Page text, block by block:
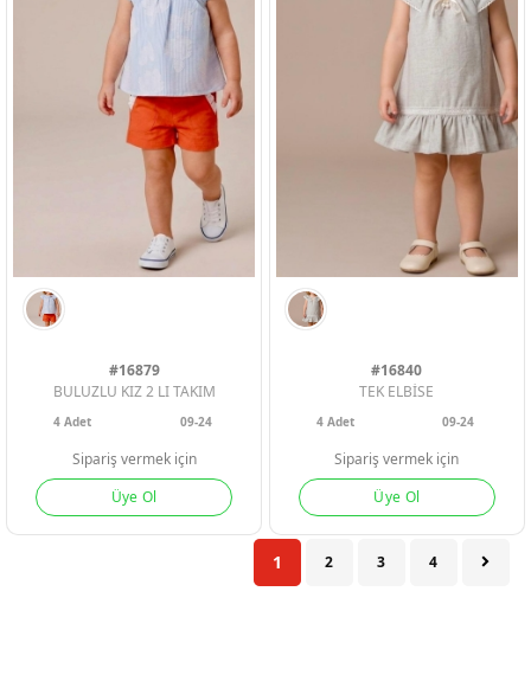
#16879
BULUZLU KIZ 2 LI TAKIM
4Adet 09-24
Sipariş vermek için
Üye Ol
#16840
TEK ELBİSE
4 Adet 09-24
Sipariş vermek için
Üye Ol
1 2 3 4